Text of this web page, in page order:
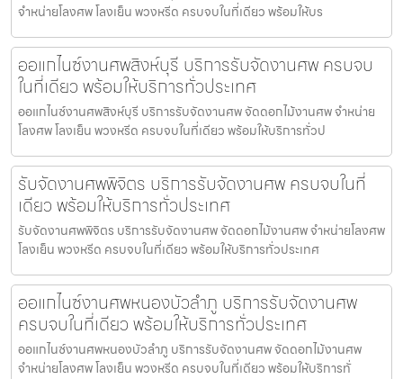
จำหน่ายโลงศพ โลงเย็น พวงหรีด ครบจบในที่เดียว พร้อมให้บร
ออแกไนซ์งานศพสิงห์บุรี บริการรับจัดงานศพ ครบจบ
ในที่เดียว พร้อมให้บริการทั่วประเทศ
ออแกไนซ์งานศพสิงห์บุรี บริการรับจัดงานศพ จัดดอกไม้งานศพ จำหน่าย
โลงศพ โลงเย็น พวงหรีด ครบจบในที่เดียว พร้อมให้บริการทั่วป
รับจัดงานศพพิจิตร บริการรับจัดงานศพ ครบจบในที่
เดียว พร้อมให้บริการทั่วประเทศ
รับจัดงานศพพิจิตร บริการรับจัดงานศพ จัดดอกไม้งานศพ จำหน่ายโลงศพ
โลงเย็น พวงหรีด ครบจบในที่เดียว พร้อมให้บริการทั่วประเทศ
ออแกไนซ์งานศพหนองบัวลำภู บริการรับจัดงานศพ
ครบจบในที่เดียว พร้อมให้บริการทั่วประเทศ
ออแกไนซ์งานศพหนองบัวลำภู บริการรับจัดงานศพ จัดดอกไม้งานศพ
จำหน่ายโลงศพ โลงเย็น พวงหรีด ครบจบในที่เดียว พร้อมให้บริการทั่